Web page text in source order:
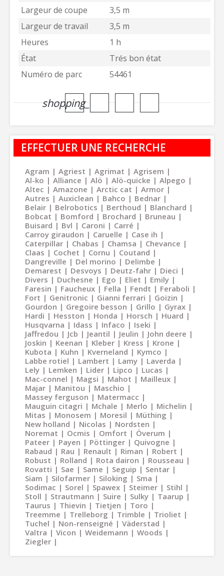
shopping_cart
Largeur de coupe
3,5 m
Largeur de travail
3,5 m
Heures
1 h
État
Trés bon état
Numéro de parc
54461
EFFECTUER UNE RECHERCHE
Agram Agriest Agrimat
Agrisem
Al-ko
Alliance Alö Alö-quicke
Alpego
Altec
Amazone Arctic cat
Armor
Autres
Auxiclean Bahco
Bednar
Belair
Belrobotics Berthoud
Blanchard
Bobcat
Bomford Brochard
Bruneau
Buisard
Bvl Caroni
Carré
Carroy giraudon
Caruelle
Case ih
Caterpillar
Chabas Chamsa
Chevance
Claas
Cochet Cornu
Coutand
Dangreville
Del morino
Delimbe
Demarest
Desvoys Deutz-fahr
Dieci
Divers
Duchesne Ego Eliet
Emily
Faresin
Faucheux Fella Fendt
Feraboli
Fort
Genitronic Gianni ferrari
Goizin
Gourdon
Gregoire besson Grillo
Gyrax
Hardi
Hesston Honda Horsch
Huard
Husqvarna
Idass Infaco
Iseki
Jaffredou
Jcb Jeantil Jeulin
John deere
Joskin
Keenan Kleber Kress
Krone
Kubota
Kuhn Kverneland
Kymco
Labbe rotiel
Lambert Lamy
Laverda
Lely
Lemken Lider Lipco
Lucas
Mac-connel
Magsi Mahot
Mailleux
Majar
Manitou
Maschio
Massey ferguson
Matermacc
Mauguin citagri
Mchale Merlo
Michelin
Mitas
Monosem Moresil
Müthing
New holland
Nicolas
Nordsten
Noremat
Ocmis Omfort
Överum
Pateer
Payen Pöttinger
Quivogne
Rabaud
Rau Renault Riman
Robert
Robust
Rolland Rota dairon
Rousseau
Rovatti
Sae Same Seguip
Sentar
Siam
Silofarmer Siloking
Sma
Sodimac
Sorel Spawex Steimer
Stihl
Stoll
Strautmann Suire Sulky
Taarup
Taurus
Thievin Tietjen
Toro
Treemme
Trelleborg Trimble
Trioliet
Tuchel
Non-renseigné
Väderstad
Valtra
Vicon Weidemann
Woods
Ziegler